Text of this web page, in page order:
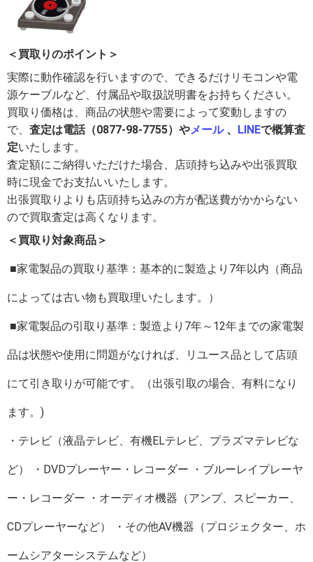
＜買取りのポイント＞
実際に動作確認を行いますので、できるだけリモコンや電
源ケーブルなど、付属品や取扱説明書をお持ちください。
買取り価格は、商品の状態や需要によって変動しますの
で、 査定は電話（0877-98-7755）やメール 、 LINEで概算査
定いたします。
査定額にご納得いただけた場合、店頭持ち込みや出張買取
時に現金でお支払いいたします。
出張買取りよりも店頭持ち込みの方が配送費がかからない
ので買取査定は高くなります。
＜買取り対象商品＞
■家電製品の買取り基準：基本的に製造より7年以内（商品
によっては古い物も買取理いたします。）
■家電製品の引取り基準：製造より7年～12年までの家電製
品は状態や使用に問題がなければ、リユース品として店頭
にて引き取りが可能です。（出張引取の場合、有料になり
ます。)
・テレビ（液晶テレビ、有機ELテレビ、プラズマテレビな
ど） ・DVDプレーヤー・レコーダー ・ブルーレイプレーヤ
ー・レコーダー ・オーディオ機器（アンプ、スピーカー、
CDプレーヤーなど） ・その他AV機器（プロジェクター、ホ
ームシアターシステムなど）